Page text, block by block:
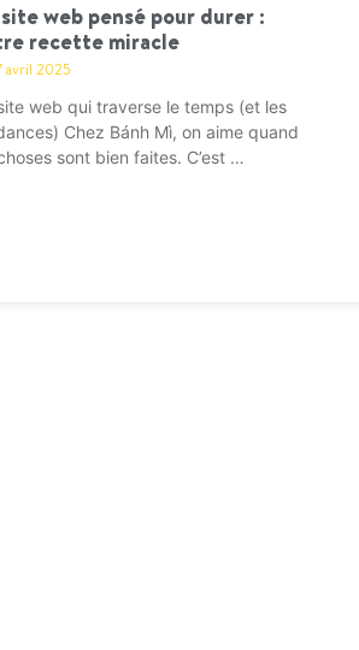
web pensé pour durer :
recette miracle
avril 2025
web qui traverse le temps (et les
Chez Bánh Mì, on aime quand
sont bien faites. C’est …